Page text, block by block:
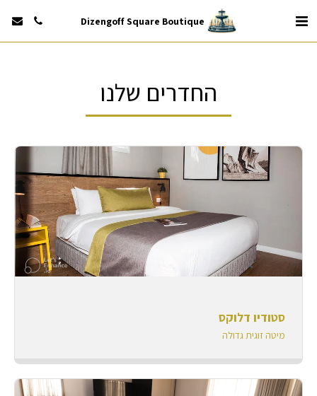
Dizengoff Square Boutique
החדרים שלנו
סטודיו דלוקס
מיטה זוגית גדולה